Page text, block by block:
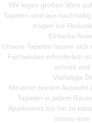
Wir legen großen Wert
Tapeten sind aus
tragen zur
Einfache
Unsere Tapeten lassen
Fachwissen erforderlich
schnell und
Vielfältige
Mit einer breiten Auswahl
Tapeten in jedem
Apartments bis hin zu
immer eine